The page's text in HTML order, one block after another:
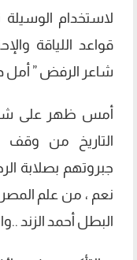
لاستخدام
قواعد اللياقة
شاعر الرفض ” أمل
أمس ظهر على
التاريخ من وقف
جبروتهم بصلابة
نعم ، من علم
البطل أحمد الزند